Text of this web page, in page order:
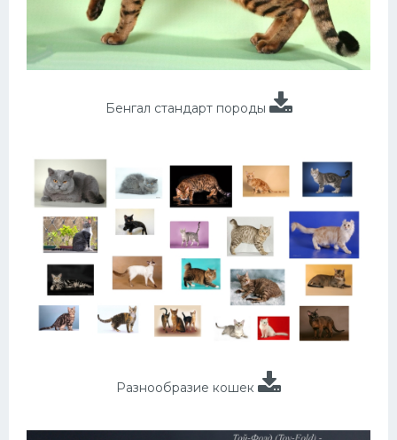
Бенгал стандарт породы
Разнообразие кошек